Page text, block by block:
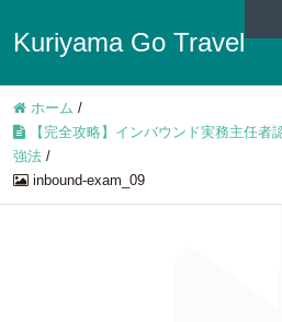
Kuriyama Go Travel
ホーム /
【完全攻略】インバウンド実務主任
強法 /
inbound-exam_09